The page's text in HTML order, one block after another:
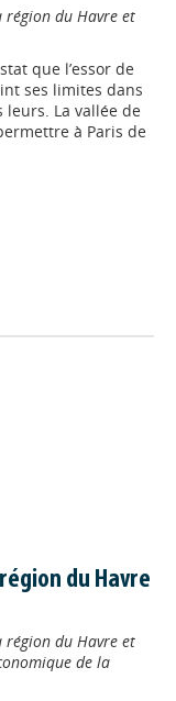
région du Havre et
que l’essor de
ses limites dans
La vallée de
à Paris de
du Havre
région du Havre et
de la